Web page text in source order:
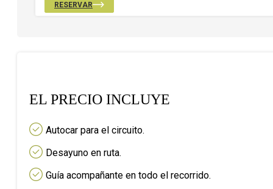
RESERVAR
EL PRECIO INCLUYE
Autocar para el circuito.
Desayuno en ruta.
Guía acompañante en todo el recorrido.